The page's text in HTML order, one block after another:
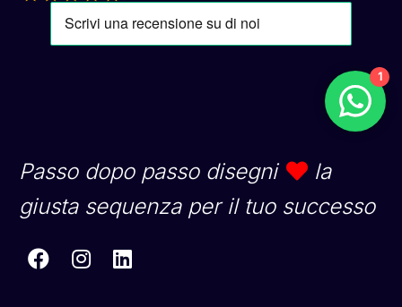
Passo dopo passo disegni
la
giusta sequenza per il tuo successo
1